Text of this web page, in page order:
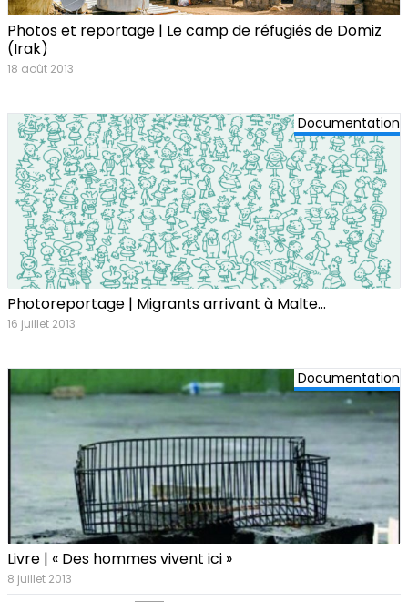
Photos et reportage | Le camp de réfugiés de Domiz
(Irak)
18 août 2013
Documentation
Photoreportage | Migrants arrivant à Malte…
16 juillet 2013
Documentation
Livre | « Des hommes vivent ici »
8 juillet 2013